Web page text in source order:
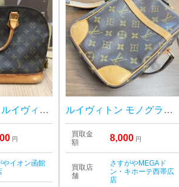
Louis Vuitton ルイヴィトン アルマ
円
やイオン函館
ルイヴィトン モノグラム ダヌーブ
買取金
額
8,000 円
買取店
舗
さすがやMEGAド
ン・キホーテ西帯広
店